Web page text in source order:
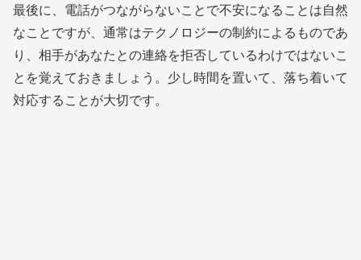
最後に、電話がつながらないことで不安になることは自然
なことですが、通常はテクノロジーの制約によるものであ
り、相手があなたとの連絡を拒否しているわけではないこ
とを覚えておきましょう。少し時間を置いて、落ち着いて
対応することが大切です。